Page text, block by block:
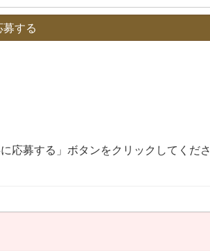
する
応募する」ボタンをクリックしてくださ